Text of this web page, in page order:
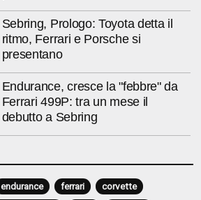
Sebring, Prologo: Toyota detta il
ritmo, Ferrari e Porsche si
presentano
Endurance, cresce la "febbre" da
Ferrari 499P: tra un mese il
debutto a Sebring
endurance ferrari
corvette